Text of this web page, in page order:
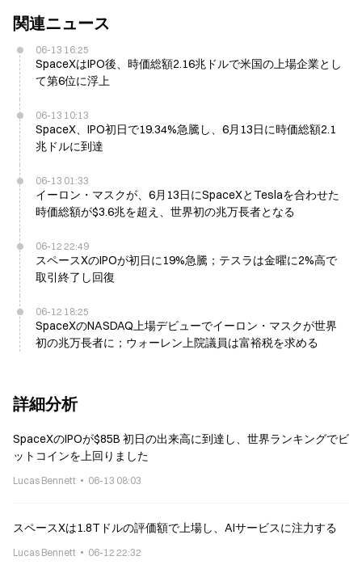
関連ニュース
06-13 16:25
SpaceXはIPO後、時価総額2.16兆ドルで米国の上場企業とし
て第6位に浮上
06-13 10:13
SpaceX、IPO初日で19.34%急騰し、6月13日に時価総額2.1
兆ドルに到達
06-13 01:33
イーロン・マスクが、6月13日にSpaceXとTeslaを合わせた
時価総額が$3.6兆を超え、世界初の兆万長者となる
06-12 22:49
スペースXのIPOが初日に19%急騰；テスラは金曜に2%高で
取引終了し回復
06-12 18:25
SpaceXのNASDAQ上場デビューでイーロン・マスクが世界
初の兆万長者に；ウォーレン上院議員は富裕税を求める
詳細分析
SpaceXのIPOが$85B 初日の出来高に到達し、世界ランキングでビ
ットコインを上回りました
Lucas Bennett 06-13 08:03
スペースXは1.8Tドルの評価額で上場し、AIサービスに注力する
Lucas Bennett 06-12 22:32